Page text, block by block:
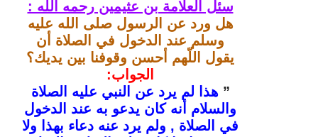
سئل العلامة بن عثيمين رحمه الله :
هل ورد عن الرسول صلى الله عليه
وسلم عند الدخول في الصلاة أن
يقول اللّهم أحسن وقوفنا بين يديك؟
الجواب:
”هذا لم يرد عن النبي عليه الصلاة
والسلام أنه كان يدعو به عند الدخول
في الصلاة , ولم يرد عنه دعاء بهذا ولا